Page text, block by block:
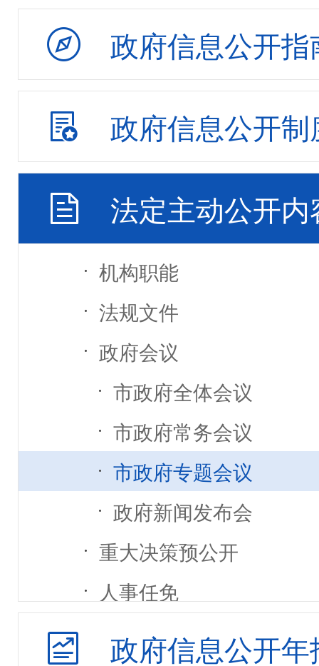
政府信息公开指
政府信息公开制
法定主动公开内
机构职能
法规文件
政府会议
市政府全体会议
市政府常务会议
市政府专题会议
政府新闻发布会
重大决策预公开
人事任免
规划计划
政府信息公开年